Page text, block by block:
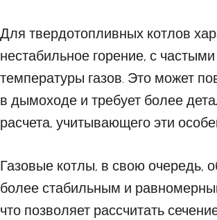
Для твердотопливных котлов
нестабильное горение, с
температуры газов. Это может
в дымоходе и требует более
расчета, учитывающего эти
Газовые котлы, в свою очередь,
более стабильным и
что позволяет рассчитать